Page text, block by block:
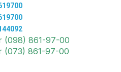
(098) 861-97-00
(073) 861-97-00